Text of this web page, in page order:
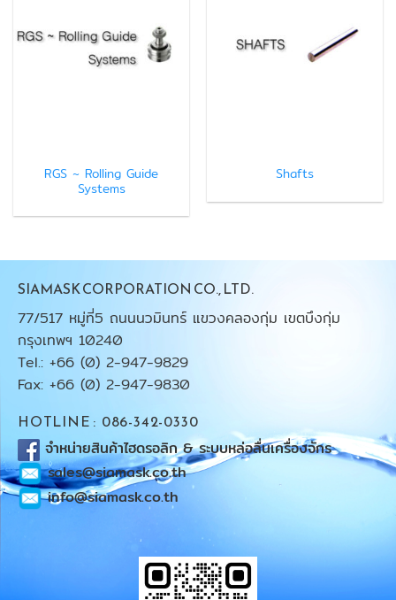
RGS ~ Rolling Guide
Systems
Shafts
SIAMASK CORPORATION CO., LTD.
77/517 หมู่ที่5 ถนนนวมินทร์ แขวงคลองกุ่ม เขตบึงกุ่ม
กรุงเทพฯ 10240
Tel.: +66 (0) 2-947-9829
Fax: +66 (0) 2-947-9830
HOTLINE : 086-342-0330
จำหน่ายสินค้าไฮดรอลิก & ระบบหล่อลื่นเครื่องจักร
sales@siamask.co.th
info@siamask.co.th